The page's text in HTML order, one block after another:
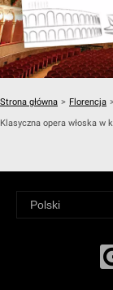
Strona główna > Florencja
Klasyczna opera włoska